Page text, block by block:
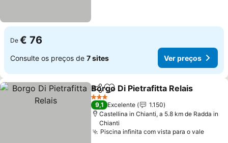
De € 76
Consulte os preços de 7 sites Ver preços
PartilharAdicionar aos favoritos
Borgo Di Pietrafitta Relais
3 Estrelas
9,1 Excelente
1.150
Castellina in Chianti, a 5.8 km de Radda in
Chianti
Piscina infinita com vista para o vale